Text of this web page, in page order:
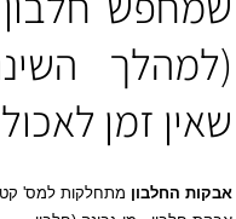
(למהלך
שאין זמן
אבקות החלבון מתחלקות למס'